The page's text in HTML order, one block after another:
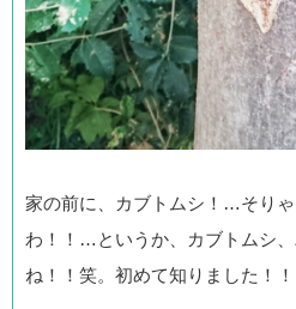
家の前に、カブトムシ！…そり
わ！！…というか、カブトムシ
ね！！笑。初めて知りました！！